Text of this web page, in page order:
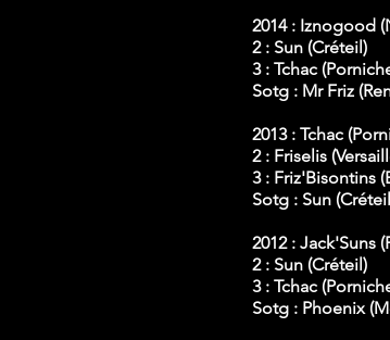
2014 : Iznogood
2 : Sun (Créteil)
3 : Tchac
Sotg : Mr Friz
2013 : Tchac
2 : Friselis
3 : Friz'Bisontins
Sotg : Sun
2012 : Jack'Suns
2 : Sun (Créteil)
3 : Tchac
Sotg : Phoenix